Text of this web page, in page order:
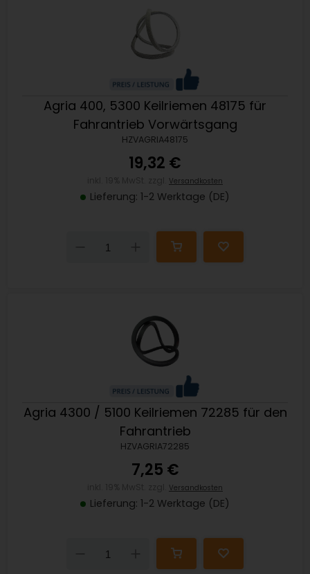
Agria 400, 5300 Keilriemen 48175 für
Fahrantrieb Vorwärtsgang
HZVAGRIA48175
19,32 €
Versandkosten
Lieferung: 1-2 Werktage (DE)
Down
Agria 4300 / 5100 Keilriemen 72285 für den
Fahrantrieb
HZVAGRIA72285
7,25 €
Versandkosten
Lieferung: 1-2 Werktage (DE)
Down